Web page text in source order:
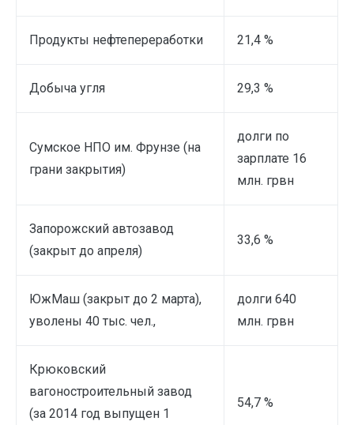
Продукты нефтепереработки 21,4 %
Добыча угля 29,3 %
Сумское НПО им. Фрунзе (на
грани закрытия)
долги по
зарплате 16
млн. грвн
Запорожский автозавод
(закрыт до апреля)
33,6 %
ЮжМаш (закрыт до 2 марта),
уволены 40 тыс. чел.,
долги 640
млн. грвн
Крюковский
вагоностроительный завод
(за 2014 год выпущен 1
54,7 %